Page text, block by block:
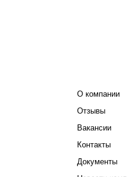
О компании
Отзывы
Вакансии
Контакты
Документы